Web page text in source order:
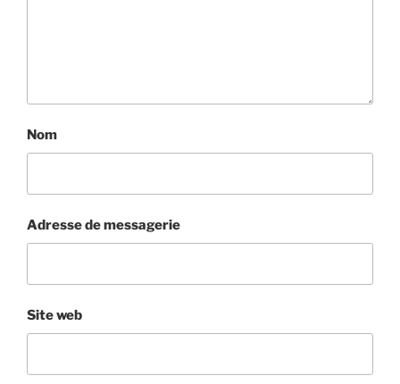
Nom
Adresse de messagerie
Site web